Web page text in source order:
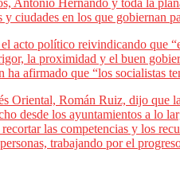
ciudades en los que gobiernan
político reivindicando que
la proximidad y el buen
afirmado que “los socialistas
Oriental, Román Ruiz, dijo que
desde los ayuntamientos a lo
las competencias y los
trabajando por el